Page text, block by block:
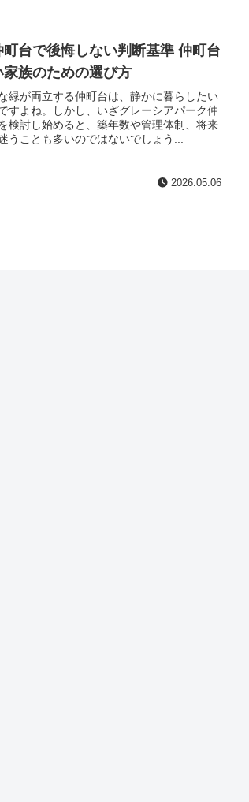
台で後悔しない判断基準 仲町台
族のための選び方
緑が両立する仲町台は、静かに暮らしたい
すよね。しかし、いざグレーシアパーク仲
検討し始めると、築年数や管理体制、将来
うことも多いのではないでしょう...
2026.05.06